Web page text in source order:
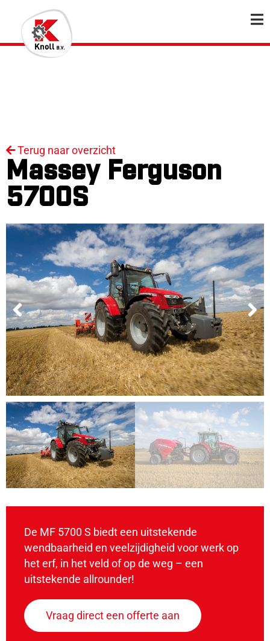
Terug naar overzicht
Massey Ferguson
5700S
De MF 5700 S biedt een uitstekende
wendbaarheid en veelzijdigheid voor werk op
het erf, in het veld of op de weg – een
uitstekende allrounder!
Vraag direct een offerte aan